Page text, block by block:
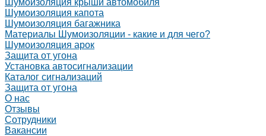
Шумоизоляция крыши автомобиля
Шумоизоляция капота
Шумоизоляция багажника
Материалы Шумоизоляции - какие и для чего?
Шумоизоляция арок
Защита от угона
Установка автосигнализации
Каталог сигнализаций
Защита от угона
О нас
Отзывы
Сотрудники
Вакансии